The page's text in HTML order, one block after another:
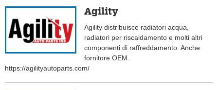
Agility
Agility distribuisce radiatori acqua,
radiatori per riscaldamento e molti altri
componenti di raffreddamento. Anche
fornitore OEM.
https://agilityautoparts.com/